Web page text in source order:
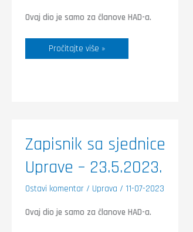
Ovaj dio je samo za članove HAD-a.
Pročitajte više »
Zapisnik sa sjednice
Uprave – 23.5.2023.
Ostavi komentar / Uprava / 11-07-2023
Ovaj dio je samo za članove HAD-a.
Zapisnik
sa
Uprave
–